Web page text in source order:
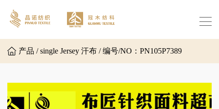
产品 / single Jersey 汗布 / 编号/NO：PN105P7389